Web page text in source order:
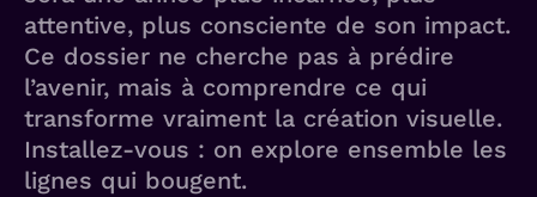
attentive, plus consciente de son impact.
Ce dossier ne cherche pas à prédire
l’avenir, mais à comprendre ce qui
transforme vraiment la création visuelle.
Installez-vous : on explore ensemble les
lignes qui bougent.